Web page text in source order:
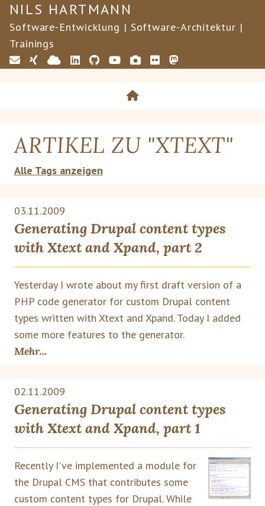
NILS HARTMANN
Software-Entwicklung | Software-Architektur |
Trainings
ARTIKEL ZU "XTEXT"
Alle Tags anzeigen
03.11.2009
Generating Drupal content types
with Xtext and Xpand, part 2
YesterdayI wrote about my first draft version of a
PHP code generator for custom Drupal content
types written with Xtext and Xpand. Today I added
some more features to the generator.
Mehr...
02.11.2009
Generating Drupal content types
with Xtext and Xpand, part 1
Recently I've implemented a module for
the Drupal CMS that contributes some
custom content types for Drupal. While